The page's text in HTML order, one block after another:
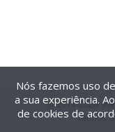
@2014-2026
Termos
Nós fazemos uso
a sua experiência.
de cookies de